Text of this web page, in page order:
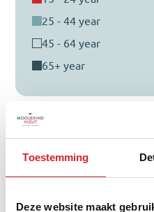
Toestemming
Deze website maakt
25 - 44 year
45 - 64 year
65+ year